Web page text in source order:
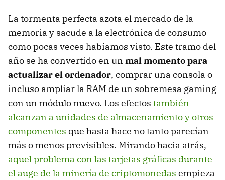
La tormenta perfecta azota el mercado de la
memoria y sacude a la electrónica de consumo
como pocas veces habíamos visto. Este tramo del
año se ha convertido en un mal momento para
actualizar el ordenador, comprar una consola o
incluso ampliar la RAM de un sobremesa gaming
con un módulo nuevo. Los efectos también
alcanzan a unidades de almacenamiento y otros
componentes que hasta hace no tanto parecían
más o menos previsibles. Mirando hacia atrás,
aquel problema con las tarjetas gráficas durante
el auge de la minería de criptomonedas empieza